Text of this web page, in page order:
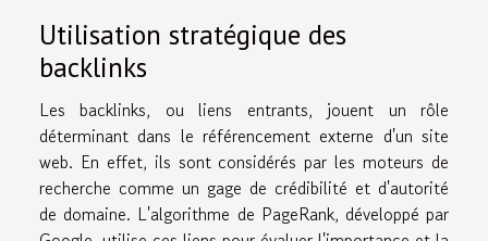
Utilisation stratégique des
backlinks
Les backlinks, ou liens entrants, jouent un rôle
déterminant dans le référencement externe d'un site
web. En effet, ils sont considérés par les moteurs de
recherche comme un gage de crédibilité et d'autorité
de domaine. L'algorithme de PageRank, développé par